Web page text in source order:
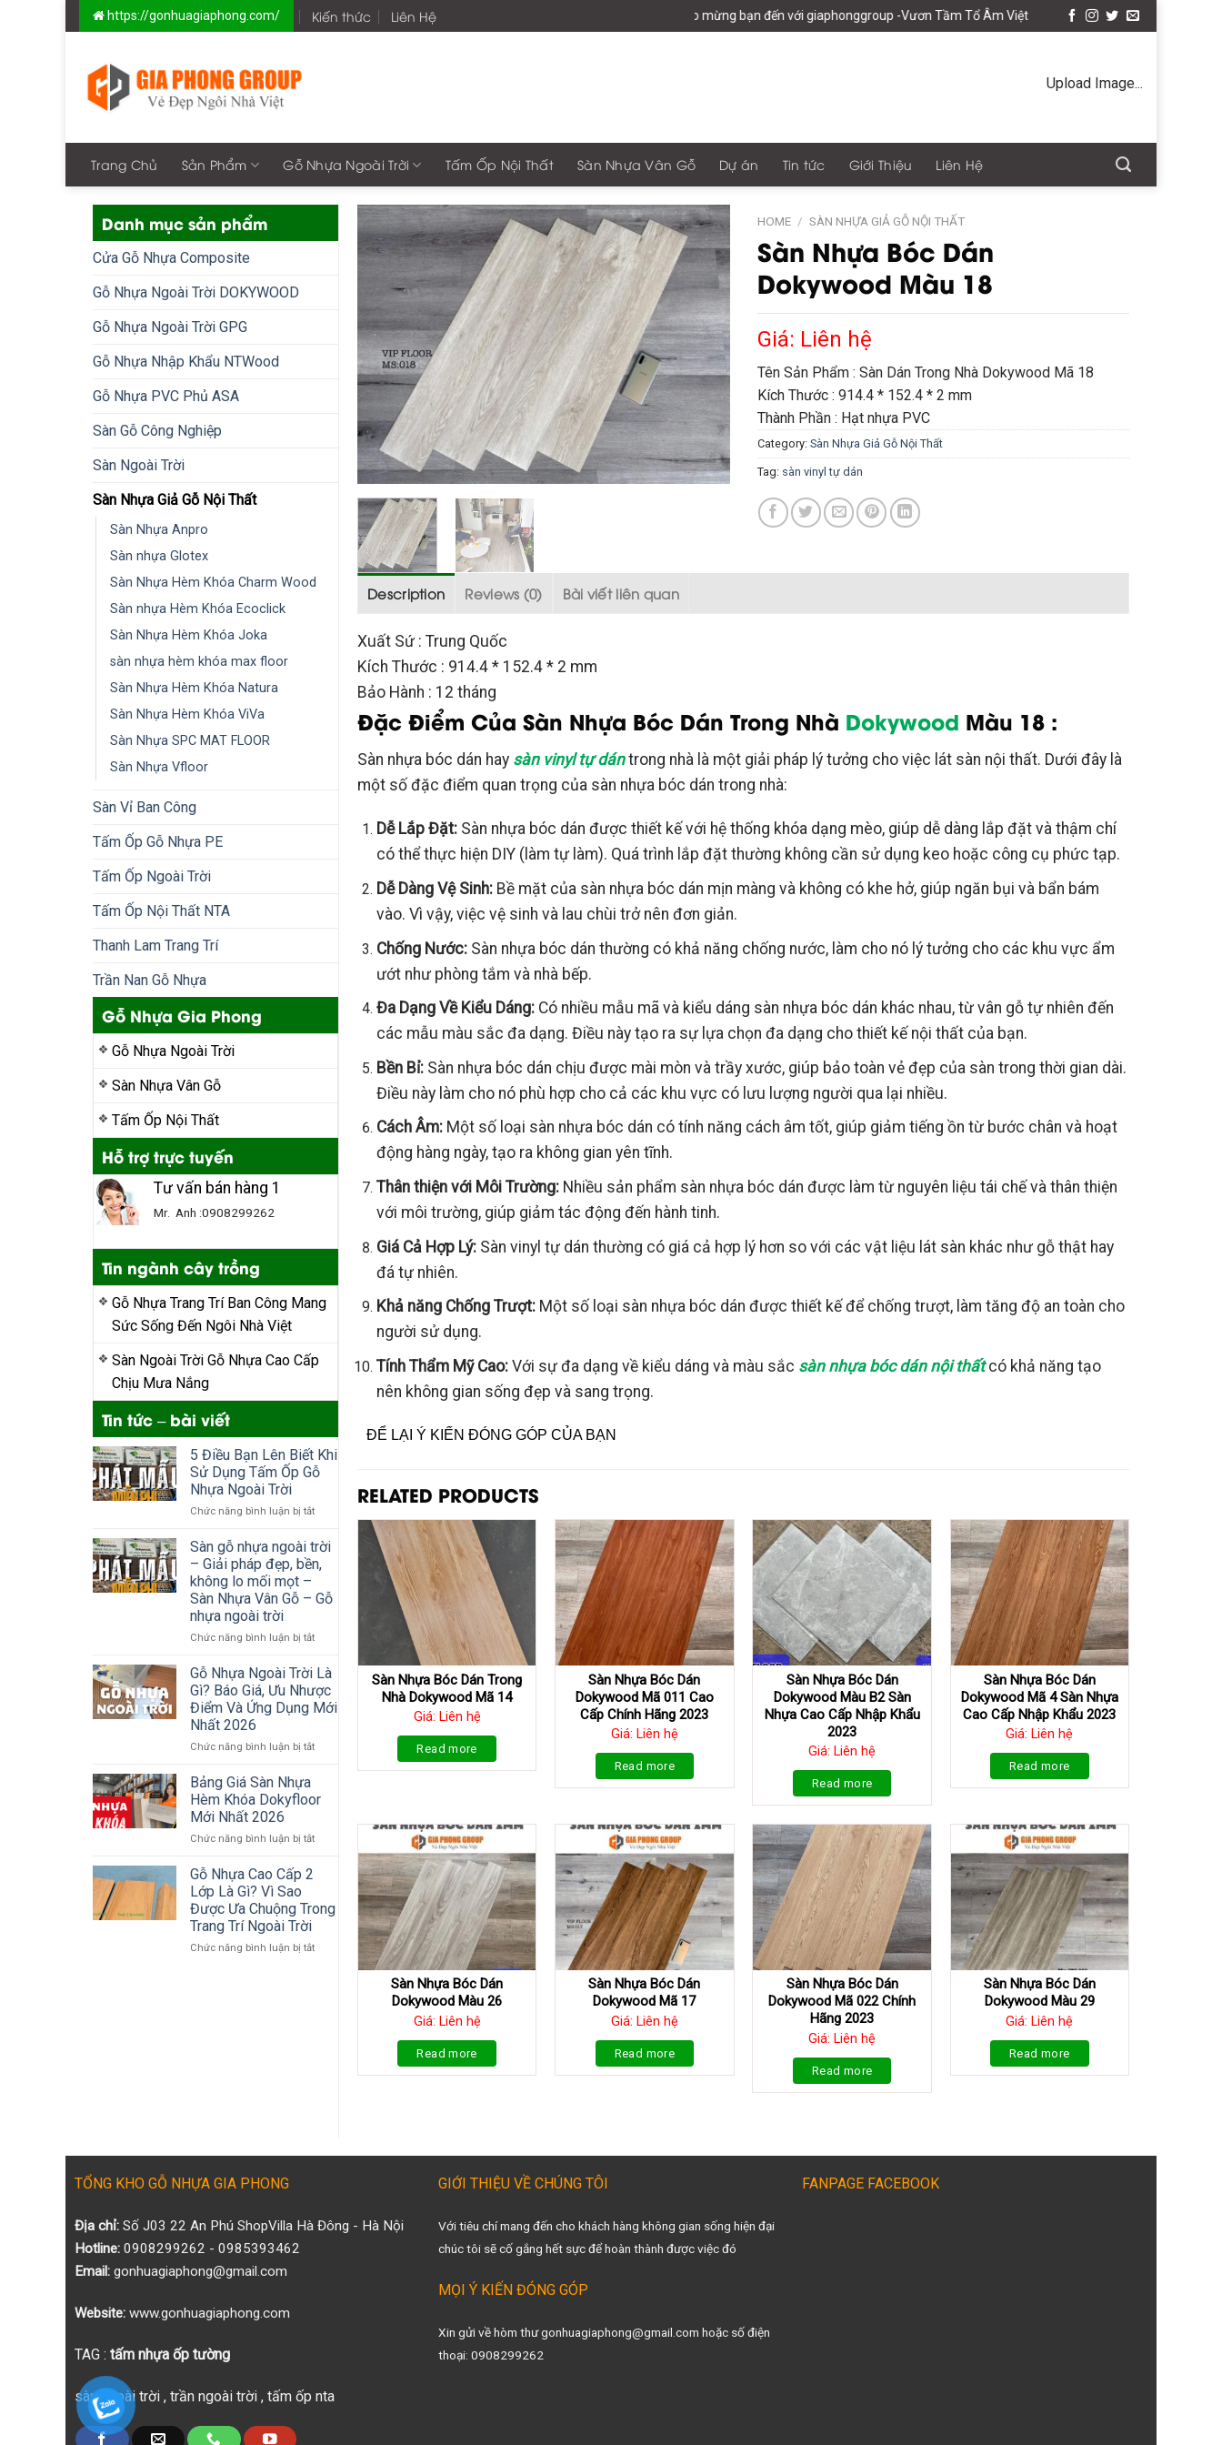
to
https://gonhuagiaphong.com/ Kiến thức Liên Hệ Chào mừng bạn đến với giaphonggroup -Vươn Tầm Tổ Âm Việt
Upload Image...
Trang Chủ Sản Phẩm Gỗ Nhựa Ngoài Trời Tấm Ốp Nội Thất Sàn Nhựa Vân Gỗ Dự án Tin tức Giới Thiệu Liên Hệ
Danh mục sản phẩm
Cửa Gỗ Nhựa Composite
Gỗ Nhựa Ngoài Trời DOKYWOOD
Gỗ Nhựa Ngoài Trời GPG
Gỗ Nhựa Nhập Khẩu NTWood
Gỗ Nhựa PVC Phủ ASA
Sàn Gỗ Công Nghiệp
Sàn Ngoài Trời
Sàn Nhựa Giả Gỗ Nội Thất
Sàn Nhựa Anpro
Sàn nhựa Glotex
Sàn Nhựa Hèm Khóa Charm Wood
Sàn nhựa Hèm Khóa Ecoclick
Sàn Nhựa Hèm Khóa Joka
sàn nhựa hèm khóa max floor
Sàn Nhựa Hèm Khóa Natura
Sàn Nhựa Hèm Khóa ViVa
Sàn Nhựa SPC MAT FLOOR
Sàn Nhựa Vfloor
Sàn Vỉ Ban Công
Tấm Ốp Gỗ Nhựa PE
Tấm Ốp Ngoài Trời
Tấm Ốp Nội Thất NTA
Thanh Lam Trang Trí
Trần Nan Gỗ Nhựa
Gỗ Nhựa Gia Phong
Gỗ Nhựa Ngoài Trời
Sàn Nhựa Vân Gỗ
Tấm Ốp Nội Thất
Hỗ trợ trực tuyến
Tư vấn bán hàng 1
Mr. Anh :0908299262
Tin ngành cây trồng
Gỗ Nhựa Trang Trí Ban Công Mang
Sức Sống Đến Ngôi Nhà Việt
Sàn Ngoài Trời Gỗ Nhựa Cao Cấp
Chịu Mưa Nắng
Tin tức – bài viết
5 Điều Bạn Lên Biết Khi
Sử Dụng Tấm Ốp Gỗ
Nhựa Ngoài Trời
Chức năng bình luận bị tắtở
Điều
Bạn
Lên
Khi
Dụng
Ốp
Gỗ
Nhựa
Ngoài
Sàn gỗ nhựa ngoài trời
– Giải pháp đẹp, bền,
không lo mối mọt –
Sàn Nhựa Vân Gỗ – Gỗ
nhựa ngoài trời
Chức năng bình luận bị tắtở
gỗ
ngoài
trời
Giải
không
mối
Vân
–
Gỗ Nhựa Ngoài Trời Là
Gì? Báo Giá, Ưu Nhược
Điểm Và Ứng Dụng Mới
Nhất 2026
Chức năng bình luận bị tắtở
Trời
Gì?
Điểm
Ứng
Bảng Giá Sàn Nhựa
Hèm Khóa Dokyfloor
Mới Nhất 2026
Chức năng bình luận bị tắtở
Hèm
Dokyfloor
Gỗ Nhựa Cao Cấp 2
Lớp Là Gì? Vì Sao
Được Ưa Chuộng Trong
Trang Trí Ngoài Trời
Chức năng bình luận bị tắtở
Trời
HOME / SÀN NHỰA GIẢ GỖ NỘI THẤT
Sàn Nhựa Bóc Dán
Dokywood Màu 18
Giá: Liên hệ
Tên Sản Phẩm : Sàn Dán Trong Nhà Dokywood Mã 18
Kích Thước : 914.4 * 152.4 * 2 mm
Thành Phần : Hạt nhựa PVC
Category: Sàn Nhựa Giả Gỗ Nội Thất
Tag: sàn vinyl tự dán
Description Reviews (0) Bài viết liên quan
Xuất Sứ : Trung Quốc
Kích Thước : 914.4 * 152.4 * 2 mm
Bảo Hành : 12 tháng
Đặc Điểm Của Sàn Nhựa Bóc Dán Trong Nhà Dokywood Màu 18 :
Sàn nhựa bóc dán hay sàn vinyl tự dántrong nhà là một giải pháp lý tưởng cho việc lát sàn nội thất. Dưới đây là
một số đặc điểm quan trọng của sàn nhựa bóc dán trong nhà:
Dễ Lắp Đặt:Sàn nhựa bóc dán được thiết kế với hệ thống khóa dạng mèo, giúp dễ dàng lắp đặt và thậm chí
có thể thực hiện DIY (làm tự làm). Quá trình lắp đặt thường không cần sử dụng keo hoặc công cụ phức tạp.
Dễ Dàng Vệ Sinh:Bề mặt của sàn nhựa bóc dán mịn màng và không có khe hở, giúp ngăn bụi và bẩn bám
vào. Vì vậy, việc vệ sinh và lau chùi trở nên đơn giản.
Chống Nước:Sàn nhựa bóc dán thường có khả năng chống nước, làm cho nó lý tưởng cho các khu vực ẩm
ướt như phòng tắm và nhà bếp.
Đa Dạng Về Kiểu Dáng:Có nhiều mẫu mã và kiểu dáng sàn nhựa bóc dán khác nhau, từ vân gỗ tự nhiên đến
các mẫu màu sắc đa dạng. Điều này tạo ra sự lựa chọn đa dạng cho thiết kế nội thất của bạn.
Bền Bỉ:Sàn nhựa bóc dán chịu được mài mòn và trầy xước, giúp bảo toàn vẻ đẹp của sàn trong thời gian dài.
Điều này làm cho nó phù hợp cho cả các khu vực có lưu lượng người qua lại nhiều.
Cách Âm:Một số loại sàn nhựa bóc dán có tính năng cách âm tốt, giúp giảm tiếng ồn từ bước chân và hoạt
động hàng ngày, tạo ra không gian yên tĩnh.
Thân thiện với Môi Trường:Nhiều sản phẩm sàn nhựa bóc dán được làm từ nguyên liệu tái chế và thân thiện
với môi trường, giúp giảm tác động đến hành tinh.
Giá Cả Hợp Lý:Sàn vinyl tự dán thường có giá cả hợp lý hơn so với các vật liệu lát sàn khác như gỗ thật hay
đá tự nhiên.
Khả năng Chống Trượt:Một số loại sàn nhựa bóc dán được thiết kế để chống trượt, làm tăng độ an toàn cho
người sử dụng.
Tính Thẩm Mỹ Cao:Với sự đa dạng về kiểu dáng và màu sắc sàn nhựa bóc dán nội thấtcó khả năng tạo
nên không gian sống đẹp và sang trọng.
ĐỂ LẠI Ý KIẾN ĐÓNG GÓP CỦA BẠN
RELATED PRODUCTS
Sàn Nhựa Bóc Dán Trong
Nhà Dokywood Mã 14
Giá: Liên hệ
Read more
Sàn Nhựa Bóc Dán
Dokywood Mã 011 Cao
Cấp Chính Hãng 2023
Giá: Liên hệ
Read more
Sàn Nhựa Bóc Dán
Dokywood Màu B2 Sàn
Nhựa Cao Cấp Nhập Khẩu
2023
Giá: Liên hệ
Read more
Sàn Nhựa Bóc Dán
Dokywood Mã 4 Sàn Nhựa
Cao Cấp Nhập Khẩu 2023
Giá: Liên hệ
Read more
Sàn Nhựa Bóc Dán
Dokywood Màu 26
Giá: Liên hệ
Read more
Sàn Nhựa Bóc Dán
Dokywood Mã 17
Giá: Liên hệ
Read more
Sàn Nhựa Bóc Dán
Dokywood Mã 022 Chính
Hãng 2023
Giá: Liên hệ
Read more
Sàn Nhựa Bóc Dán
Dokywood Màu 29
Giá: Liên hệ
Read more
TỔNG KHO GỖ NHỰA GIA PHONG
Địa chỉ:Số J03 22 An Phú ShopVilla Hà Đông - Hà Nội
Hotline:0908299262 - 0985393462
Email:gonhuagiaphong@gmail.com
Website:www.gonhuagiaphong.com
TAG : tấm nhựa ốp tường
sàn ngoài trời, trần ngoài trời, tấm ốp nta
GIỚI THIỆU VỀ CHÚNG TÔI
Với tiêu chí mang đến cho khách hàng không gian sống hiện đại
chúc tôi sẽ cố gắng hết sực để hoàn thành được việc đó
MỌI Ý KIẾN ĐÓNG GÓP
Xin gửi về hòm thư gonhuagiaphong@gmail.com hoặc số điện
thoại: 0908299262
FANPAGE FACEBOOK